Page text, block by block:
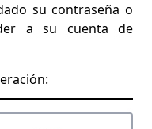
su contraseña o
a su cuenta de